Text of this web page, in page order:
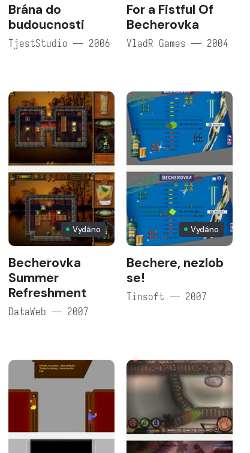
Brána do
budoucnosti
TjestStudio — 2006
For a Fistful Of
Becherovka
VladR Games — 2004
Vydáno
Becherovka
Summer
Refreshment
DataWeb — 2007
Vydáno
Bechere, nezlob
se!
Tinsoft — 2007